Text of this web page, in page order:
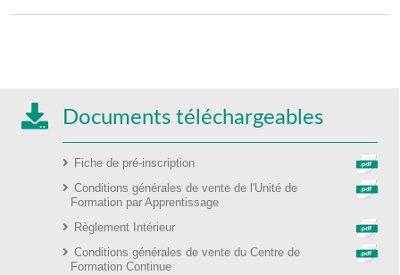
Documents téléchargeables
Fiche de pré-inscription
Conditions générales de vente de l'Unité de
Formation par Apprentissage
Règlement Intérieur
Conditions générales de vente du Centre de
Formation Continue